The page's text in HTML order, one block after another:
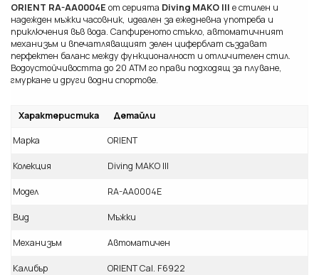
ORIENT RA-AA0004E от серията Diving MAKO III е стилен и
надежден мъжки часовник, идеален за ежедневна употреба и
приключения във вода. Сапфиреното стъкло, автоматичният
механизъм и впечатляващият зелен циферблат създават
перфектен баланс между функционалност и отличителен стил.
Водоустойчивостта до 20 ATM го прави подходящ за плуване,
гмуркане и други водни спортове.
Характеристика Детайли
Марка ORIENT
Колекция Diving MAKO III
Модел RA-AA0004E
Вид Мъжки
Механизъм Автоматичен
Калибър ORIENT Cal. F6922